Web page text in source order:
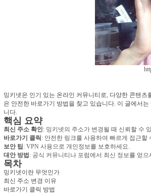
밍키넷은 인기 있는 온라인 커뮤니티로, 다양한 콘텐
은 안전한 바로가기 방법을 찾고 있습니다. 이 글에서
니다.
핵심 요약
최신 주소 확인: 밍키넷의 주소가 변경될 때 신뢰할 수
바로가기 클릭 : 안전한 링크를 사용하여 빠르게 접근할
보안 팁 : VPN 사용으로 개인정보를 보호하세요.
대안 방법 : 공식 커뮤니티나 포럼에서 최신 정보를 얻으
목차
밍키넷이란 무엇인가
최신 주소 변경 이유
바로가기 클릭 방법